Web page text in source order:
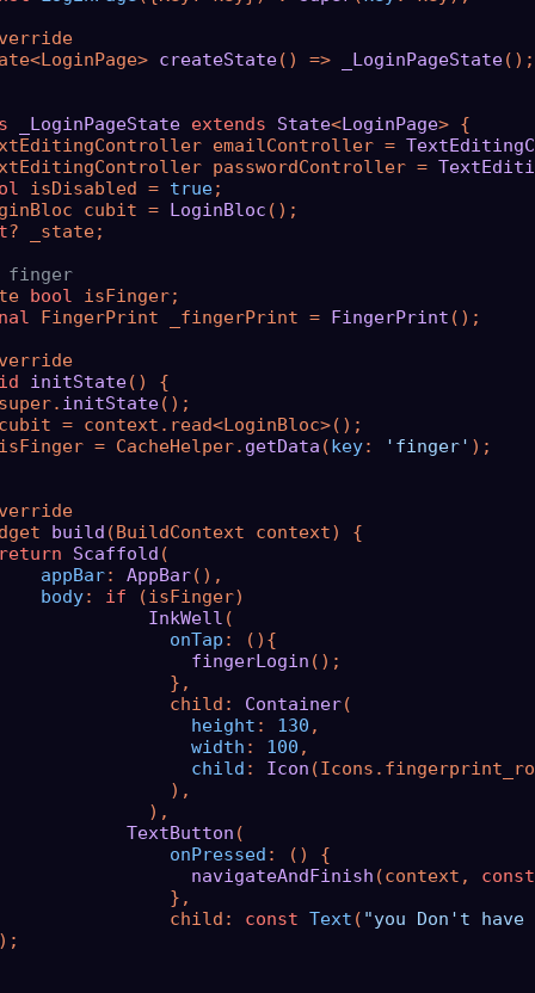
createState() => _LoginPageState();
_LoginPageState extends State<LoginPage> {
emailController =
passwordController =
isDisabled = true;
cubit =
LoginBloc ();
? _state;
bool isFinger;
FingerPrint _fingerPrint = FingerPrint ();
initState() {
initState();
= context.read<LoginBloc>();
= CacheHelper.
getData (key: 'finger' );
build (BuildContext context) {
Scaffold (
appBar: AppBar(),
body: if (isFinger)
InkWell (
onTap : (){
fingerLogin ();
},
child:
Container(
height : 130 ,
width : 100 ,
child : Icon
),
),
TextButton (
onPressed : () {
navigateAndFinish (context, const
},
child:
const Text ( "you Don't